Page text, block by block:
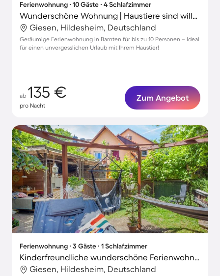
Ferienwohnung ∙ 10 Gäste ∙ 4 Schlafzimmer
Wunderschöne Wohnung | Haustiere sind willkommen
Giesen, Hildesheim, Deutschland
Geräumige Ferienwohnung in Barnten für bis zu 10 Personen – Ideal
für einen unvergesslichen Urlaub mit Ihrem Haustier!
ab 135 €
pro Nacht
Zum Angebot
Ferienwohnung ∙ 3 Gäste ∙ 1 Schlafzimmer
Kinderfreundliche wunderschöne Ferienwohnung mit Garten | Seeblick | Hunde erlaubt
Giesen, Hildesheim, Deutschland